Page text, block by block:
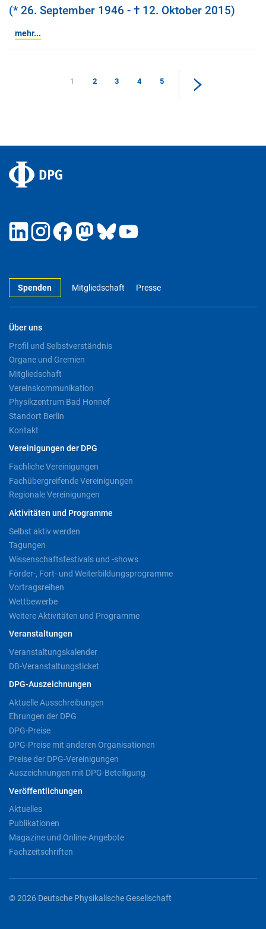
(* 26. September 1946 - † 12. Oktober 2015)
mehr...
1 2 3 4 5
Spenden Mitgliedschaft Presse
Über uns
Profil und Selbstverständnis
Organe und Gremien
Mitgliedschaft
Vereinskommunikation
Physikzentrum Bad Honnef
Standort Berlin
Kontakt
Vereinigungen der DPG
Fachliche Vereinigungen
Fachübergreifende Vereinigungen
Regionale Vereinigungen
Aktivitäten und Programme
Selbst aktiv werden
Tagungen
Wissenschaftsfestivals und -shows
Förder-, Fort- und Weiterbildungsprogramme
Vortragsreihen
Wettbewerbe
Weitere Aktivitäten und Programme
Veranstaltungen
Veranstaltungskalender
DB-Veranstaltungsticket
DPG-Auszeichnungen
Aktuelle Ausschreibungen
Ehrungen der DPG
DPG-Preise
DPG-Preise mit anderen Organisationen
Preise der DPG-Vereinigungen
Auszeichnungen mit DPG-Beteiligung
Veröffentlichungen
Aktuelles
Publikationen
Magazine und Online-Angebote
Fachzeitschriften
© 2026 Deutsche Physikalische Gesellschaft